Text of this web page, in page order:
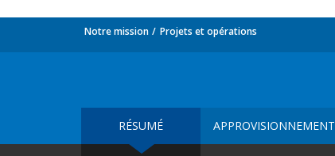
Notre mission Projets et opérations
RÉSUMÉ APPROVISIONNEMENT